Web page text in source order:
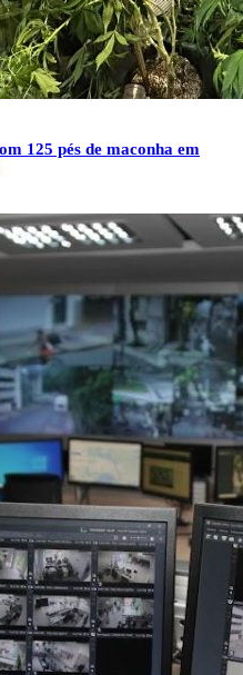
125 pés de maconha em